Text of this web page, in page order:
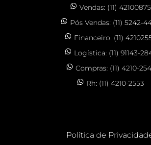
Vendas: (11) 42100875
Pós Vendas: (11) 5242-
Financeiro: (11)
Logística: (11) 91143-
Compras: (11) 4210-
Rh: (11) 4210-2553
Política de